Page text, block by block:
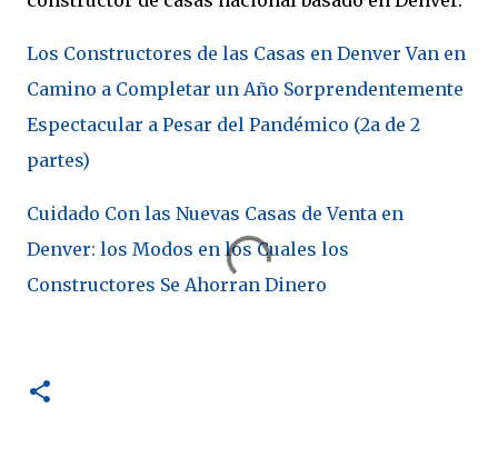
Los Constructores de las Casas en Denver Van en
Camino a Completar un Año Sorprendentemente
Espectacular a Pesar del Pandémico (2a de 2
partes)
Cuidado Con las Nuevas Casas de Venta en
Denver: los Modos en los Cuales los
Constructores Se Ahorran Dinero